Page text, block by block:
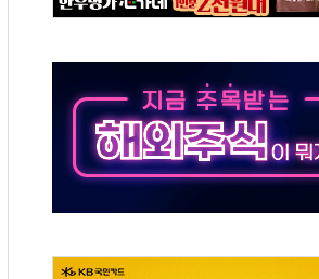
보장…폭염기 신속 보상 강화
나다 IND 신청
병 금융교육·전역 지원 협약
개월 배타적사용권 획득